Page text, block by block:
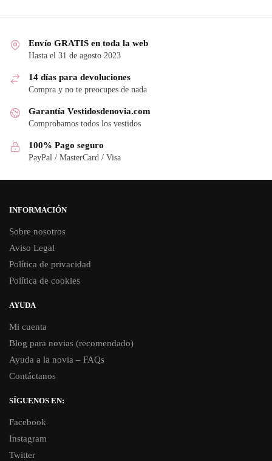
Envío GRATIS en toda la web
Hasta el 31 de agosto 2023
14 días para devoluciones
Compra y no te preocupes de nada
Garantía Vestidosdenovia.com
Comprobamos todos los vestidos
100% Pago seguro
PayPal / MasterCard / Visa
INFORMACIÓN
Sobre nosotros
Aviso Legal
Política de privacidad
Política de cookies
AYUDA
Mi cuenta
Blog para novias (recomendado)
Ayuda a la novia – FAQs
Contáctanos
SÍGUENOS EN:
Facebook
Instagram
Twitter